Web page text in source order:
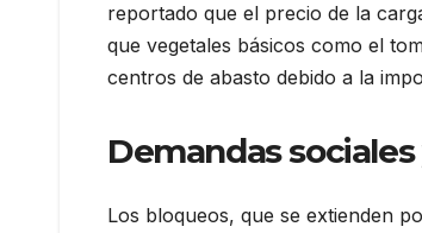
reportado que el precio de la
que vegetales básicos como el
centros de abasto debido a la
Demandas
Los bloqueos, que se extienden